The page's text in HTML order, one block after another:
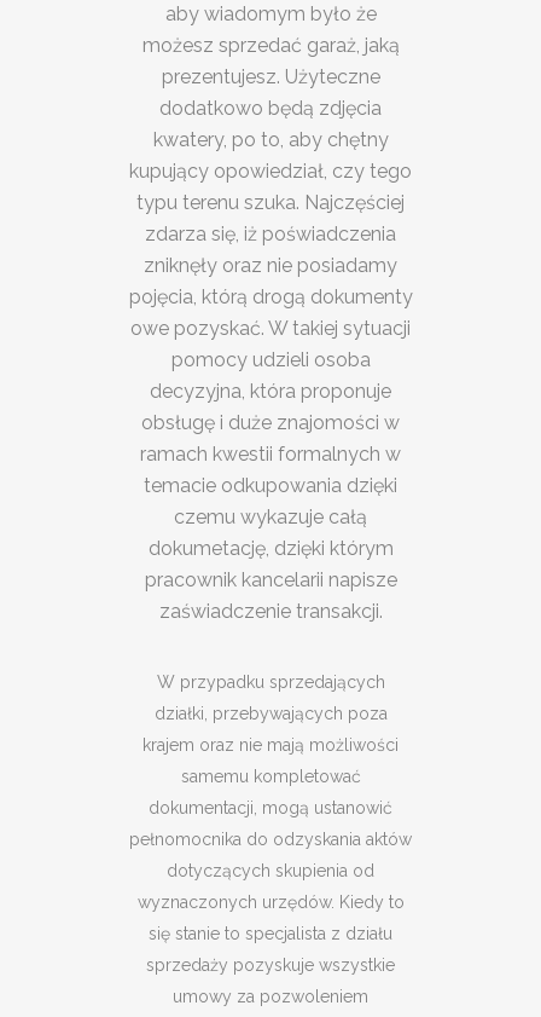
aby wiadomym było że
możesz sprzedać garaż, jaką
prezentujesz. Użyteczne
dodatkowo będą zdjęcia
kwatery, po to, aby chętny
kupujący opowiedział, czy tego
typu terenu szuka. Najczęściej
zdarza się, iż poświadczenia
zniknęły oraz nie posiadamy
pojęcia, którą drogą dokumenty
owe pozyskać. W takiej sytuacji
pomocy udzieli osoba
decyzyjna, która proponuje
obsługę i duże znajomości w
ramach kwestii formalnych w
temacie odkupowania dzięki
czemu wykazuje całą
dokumetację, dzięki którym
pracownik kancelarii napisze
zaświadczenie transakcji.
W przypadku sprzedających
działki, przebywających poza
krajem oraz nie mają możliwości
samemu kompletować
dokumentacji, mogą ustanowić
pełnomocnika do odzyskania aktów
dotyczących skupienia od
wyznaczonych urzędów. Kiedy to
się stanie to specjalista z działu
sprzedaży pozyskuje wszystkie
umowy za pozwoleniem